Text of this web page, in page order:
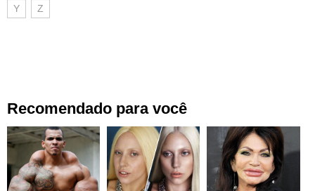
Y Z
Recomendado para você